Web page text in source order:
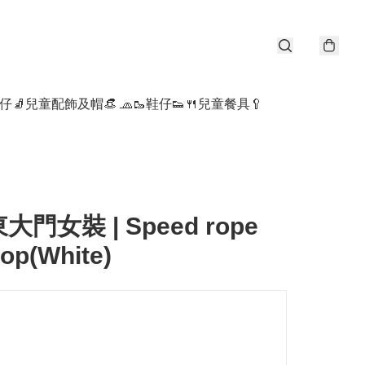
🧦 兒童配飾及帽👒 🧢🥾鞋仔👟 🍴兒童餐具🥄
門女裝 | Speed rope